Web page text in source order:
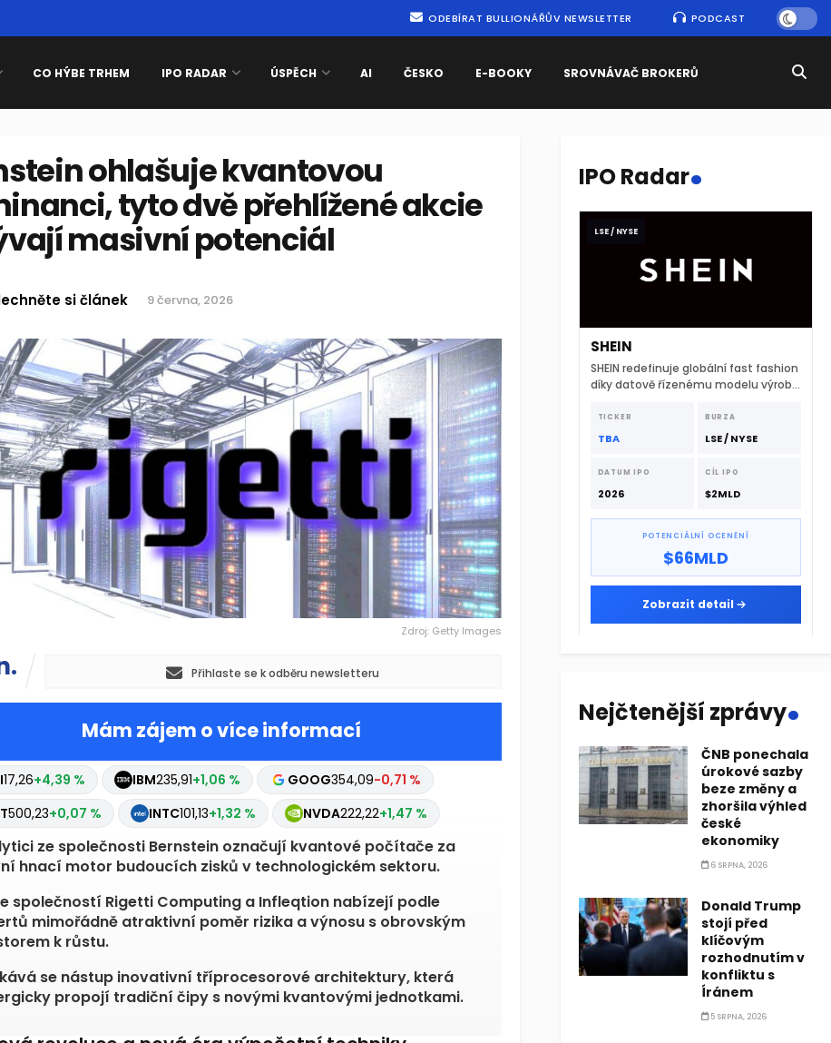
ODEBÍRAT BULLIONÁŘŮV NEWSLETTER PODCAST
CO HÝBE TRHEM IPO RADAR ÚSPĚCH AI ČESKO E-BOOKY SROVNÁVAČ BROKERŮ
ohlašuje kvantovou
tyto dvě přehlížené akcie
masivní potenciál
si článek 9 června, 2026
Zdroj: Getty Images
Přihlaste se k odběru newsletteru
Mám zájem o více informací
17,26+4,39 % INFQ11,63+4,64 % IBM235,91+1,06 %
354,09-0,71 % MSFT500,23+0,07 % INTC101,13+1,32 %
222,22+1,47 %
ze společnosti Bernstein označují kvantové počítače za
hnací motor budoucích zisků v technologickém sektoru.
společností Rigetti Computing a Infleqtion nabízejí podle
mimořádně atraktivní poměr rizika a výnosu s obrovským
k růstu.
se nástup inovativní tříprocesorové architektury, která
propojí tradiční čipy s novými kvantovými jednotkami.
IPO Radar.
LSE / NYSE
SHEIN
SHEIN redefinuje globální fast fashion
díky datově řízenému modelu výroby
dodavatelskému řetězci.
TICKER
TBA
BURZA
LSE / NYSE
DATUM IPO
2026
CÍL IPO
$2MLD
POTENCIÁLNÍ OCENĚNÍ
$66MLD
Zobrazit detail
Nejčtenější zprávy.
ČNB ponechala
úrokové sazby
beze změny a
zhoršila výhled
české
ekonomiky
6 SRPNA, 2026
Donald Trump
stojí před
klíčovým
rozhodnutím v
konfliktu s
Íránem
5 SRPNA, 2026